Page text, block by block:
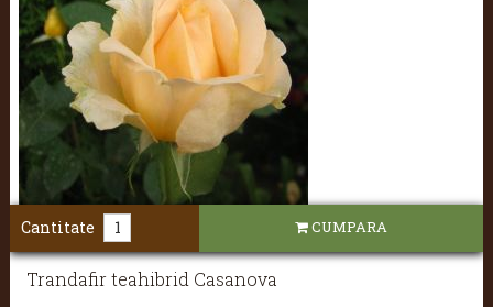
Trandafir teahibrid Casanova
Cantitate CUMPARA